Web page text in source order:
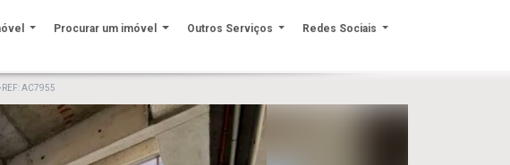
Procurar um imóvel Outros Serviços Redes Sociais
REF: AC7955